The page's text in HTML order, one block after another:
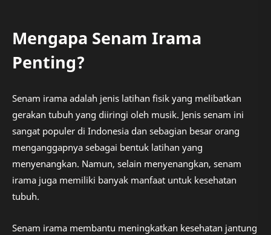
Mengapa Senam Irama
Penting?
Senam irama adalah jenis latihan fisik yang melibatkan
gerakan tubuh yang diiringi oleh musik. Jenis senam ini
sangat populer di Indonesia dan sebagian besar orang
menganggapnya sebagai bentuk latihan yang
menyenangkan. Namun, selain menyenangkan, senam
irama juga memiliki banyak manfaat untuk kesehatan
tubuh.
Senam irama membantu meningkatkan kesehatan jantung